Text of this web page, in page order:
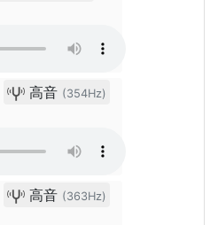
高音 (354Hz)
高音 (363Hz)